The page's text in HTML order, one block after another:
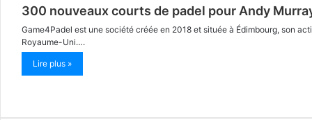
300 nouveaux courts de padel pour Andy
Game4Padel est une société créée en 2018 et située à Édimbourg, son
Royaume-Uni….
Lire plus »